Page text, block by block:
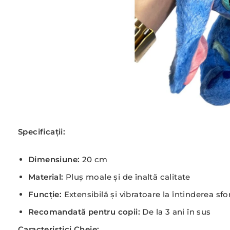
Specificații:
Dimensiune: 20 cm
Material: Pluș moale și de înaltă calitate
Funcție: Extensibilă și vibratoare la întinderea
Recomandată pentru copii: De la 3 ani în sus